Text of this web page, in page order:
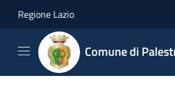
Regione Lazio
Comune di